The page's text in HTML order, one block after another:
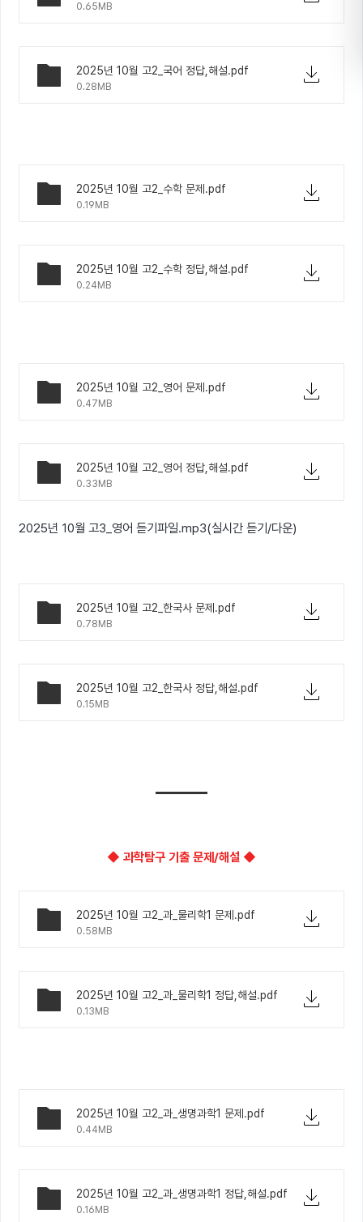
0.65MB
2025년 10월 고2_국어 정답,해설.pdf
0.28MB
2025년 10월 고2_수학 문제.pdf
0.19MB
2025년 10월 고2_수학 정답,해설.pdf
0.24MB
2025년 10월 고2_영어 문제.pdf
0.47MB
2025년 10월 고2_영어 정답,해설.pdf
0.33MB
2025년 10월 고3_영어 듣기파일.mp3(실시간 듣기/다운)
2025년 10월 고2_한국사 문제.pdf
0.78MB
2025년 10월 고2_한국사 정답,해설.pdf
0.15MB
◆ 과학탐구 기출 문제/해설 ◆
2025년 10월 고2_과_물리학1 문제.pdf
0.58MB
2025년 10월 고2_과_물리학1 정답,해설.pdf
0.13MB
2025년 10월 고2_과_생명과학1 문제.pdf
0.44MB
2025년 10월 고2_과_생명과학1 정답,해설.pdf
0.16MB